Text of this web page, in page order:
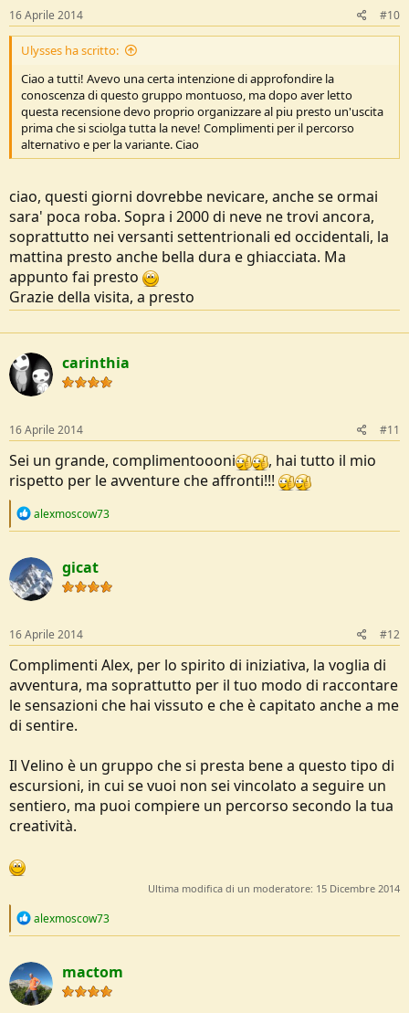
16 Aprile 2014 #10
Ulysses ha scritto:
Ciao a tutti! Avevo una certa intenzione di approfondire la
conoscenza di questo gruppo montuoso, ma dopo aver letto
questa recensione devo proprio organizzare al piu presto un'uscita
prima che si sciolga tutta la neve! Complimenti per il percorso
alternativo e per la variante. Ciao
ciao, questi giorni dovrebbe nevicare, anche se ormai
sara' poca roba. Sopra i 2000 di neve ne trovi ancora,
soprattutto nei versanti settentrionali ed occidentali, la
mattina presto anche bella dura e ghiacciata. Ma
appunto fai presto
Grazie della visita, a presto
carinthia
16 Aprile 2014 #11
Sei un grande, complimentoooni
, hai tutto il mio
rispetto per le avventure che affronti!!!
R
c
t
i
o
s
:
alexmoscow73
gicat
16 Aprile 2014 #12
Complimenti Alex, per lo spirito di iniziativa, la voglia di
avventura, ma soprattutto per il tuo modo di raccontare
le sensazioni che hai vissuto e che è capitato anche a me
di sentire.
Il Velino è un gruppo che si presta bene a questo tipo di
escursioni, in cui se vuoi non sei vincolato a seguire un
sentiero, ma puoi compiere un percorso secondo la tua
creatività.
Ultima modifica di un moderatore: 15 Dicembre 2014
R
c
t
i
o
alexmoscow73
mactom